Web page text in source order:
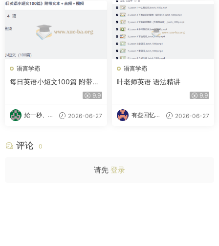
语言学霸
每日英语小短文100篇 附带文
9.9
給一秒、心
2026-06-27
语言学霸
叶老师英语 语法精讲
9.9
有些回忆忘
2026-06-27
评论 0
请先 登录